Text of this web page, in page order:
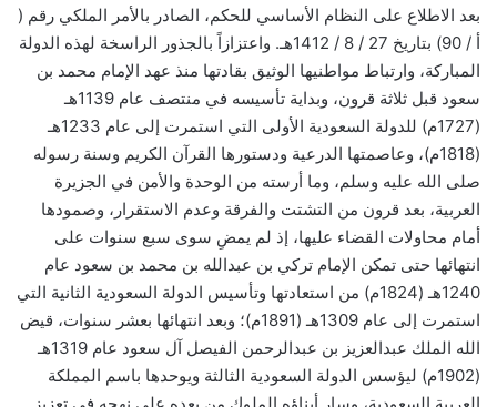
بعد الاطلاع على النظام الأساسي للحكم، الصادر بالأمر الملكي رقم (
أ / 90) بتاريخ 27 / 8 / 1412هـ. واعتزازاً بالجذور الراسخة لهذه الدولة
المباركة، وارتباط مواطنيها الوثيق بقادتها منذ عهد الإمام محمد بن
سعود قبل ثلاثة قرون، وبداية تأسيسه في منتصف عام 1139هـ
(1727م) للدولة السعودية الأولى التي استمرت إلى عام 1233هـ
(1818م)، وعاصمتها الدرعية ودستورها القرآن الكريم وسنة رسوله
صلى الله عليه وسلم، وما أرسته من الوحدة والأمن في الجزيرة
العربية، بعد قرون من التشتت والفرقة وعدم الاستقرار، وصمودها
أمام محاولات القضاء عليها، إذ لم يمضِ سوى سبع سنوات على
انتهائها حتى تمكن الإمام تركي بن عبدالله بن محمد بن سعود عام
1240هـ (1824م) من استعادتها وتأسيس الدولة السعودية الثانية التي
استمرت إلى عام 1309هـ (1891م)؛ وبعد انتهائها بعشر سنوات، قيض
الله الملك عبدالعزيز بن عبدالرحمن الفيصل آل سعود عام 1319هـ
(1902م) ليؤسس الدولة السعودية الثالثة ويوحدها باسم المملكة
العربية السعودية، وسار أبناؤه الملوك من بعده على نهجه في تعزيز